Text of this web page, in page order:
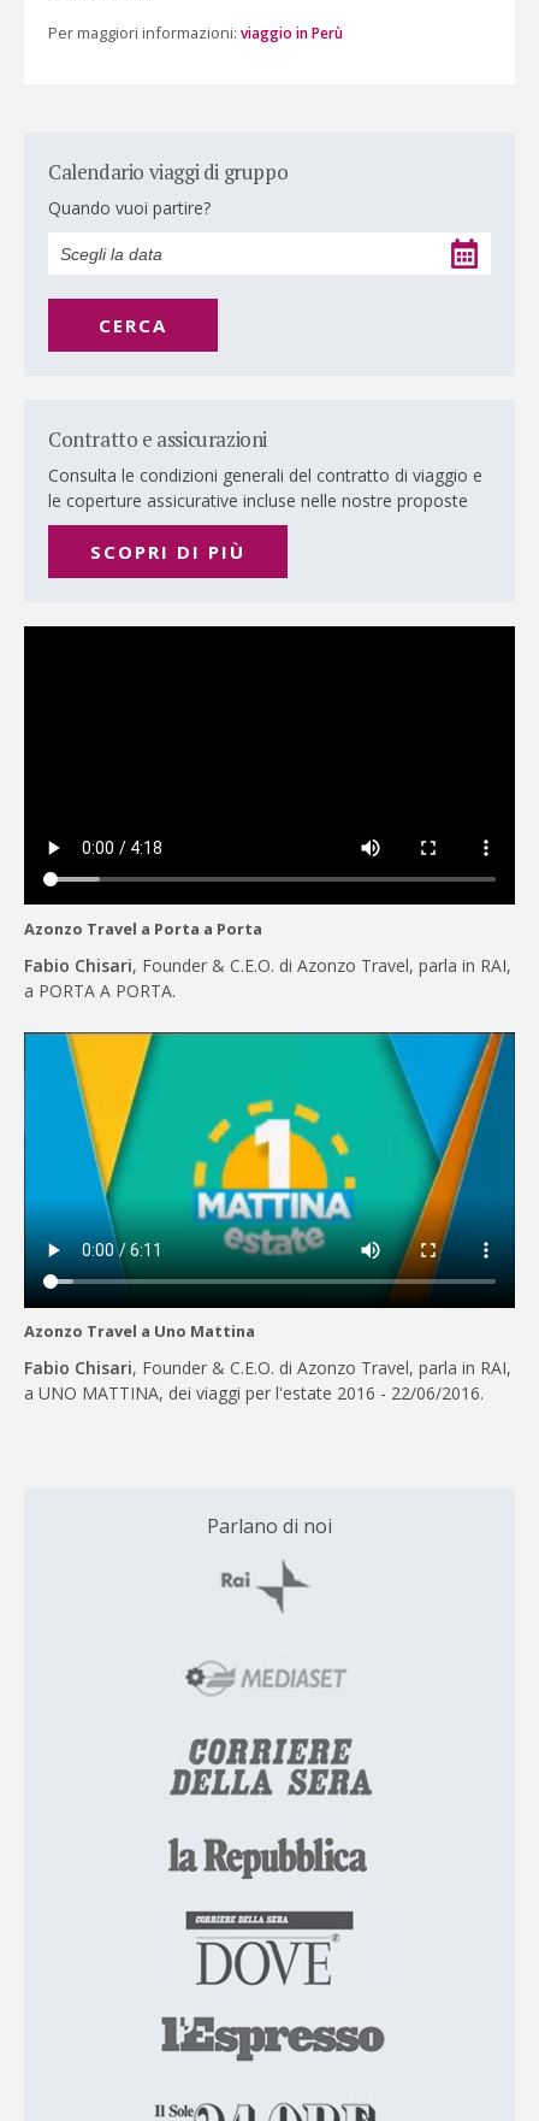
Per maggiori informazioni: viaggio in Perù
Calendario viaggi di gruppo
Quando vuoi partire?
CERCA
Contratto e assicurazioni
Consulta le condizioni generali del contratto di viaggio e
le coperture assicurative incluse nelle nostre proposte
SCOPRI DI PIÙ
Azonzo Travel a Porta a Porta
Fabio Chisari, Founder & C.E.O. di Azonzo Travel, parla in RAI,
a PORTA A PORTA.
Azonzo Travel a Uno Mattina
Fabio Chisari, Founder & C.E.O. di Azonzo Travel, parla in RAI,
a UNO MATTINA, dei viaggi per l'estate 2016 - 22/06/2016.
Parlano di noi